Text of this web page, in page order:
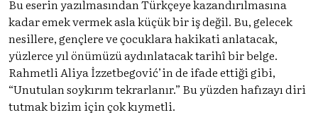
Bu eserin yazılmasından Türkçeye kazandırılmasına
kadar emek vermek asla küçük bir iş değil. Bu, gelecek
nesillere, gençlere ve çocuklara hakikati anlatacak,
yüzlerce yıl önümüzü aydınlatacak tarihî bir belge.
Rahmetli Aliya İzzetbegović’in de ifade ettiği gibi,
“Unutulan soykırım tekrarlanır.” Bu yüzden hafızayı diri
tutmak bizim için çok kıymetli.